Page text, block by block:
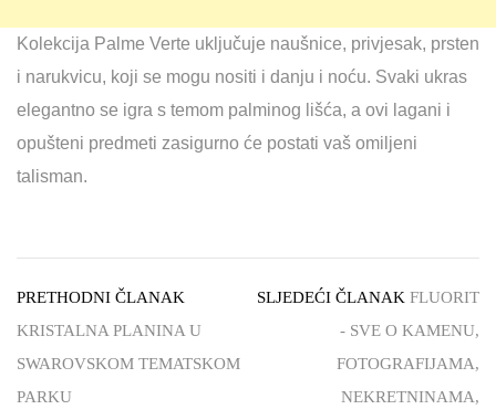
Kolekcija Palme Verte uključuje naušnice, privjesak, prsten
i narukvicu, koji se mogu nositi i danju i noću. Svaki ukras
elegantno se igra s temom palminog lišća, a ovi lagani i
opušteni predmeti zasigurno će postati vaš omiljeni
talisman.
PRETHODNI ČLANAK
KRISTALNA PLANINA U
SWAROVSKOM TEMATSKOM
PARKU
SLJEDEĆI ČLANAK FLUORIT
- SVE O KAMENU,
FOTOGRAFIJAMA,
NEKRETNINAMA,